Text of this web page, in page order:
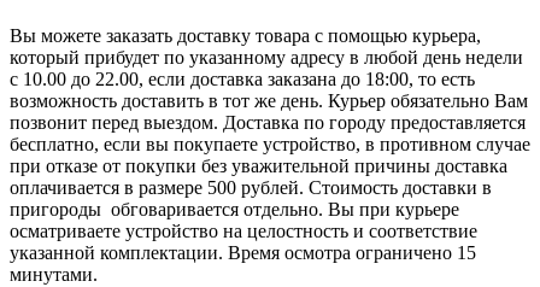
Вы можете заказать доставку товара с помощью курьера,
который прибудет по указанному адресу в любой день недели
с 10.00 до 22.00, если доставка заказана до 18:00, то есть
возможность доставить в тот же день. Курьер обязательно Вам
позвонит перед выездом. Доставка по городу предоставляется
бесплатно, если вы покупаете устройство, в противном случае
при отказе от покупки без уважительной причины доставка
оплачивается в размере 500 рублей. Стоимость доставки в
пригороды обговаривается отдельно. Вы при курьере
осматриваете устройство на целостность и соответствие
указанной комплектации. Время осмотра ограничено 15
минутами.